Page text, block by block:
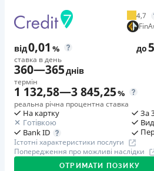
4,7
від0,01 %
ставка в день
до
360—365днів
термін
1 132,58—3 845,25%
реальна річна процентна ставка
На картку
Готівкою
Bank ID
За
Істотні характеристики послуги
Попередження про можливі наслідки
ОТРИМАТИ ПОЗИКУ